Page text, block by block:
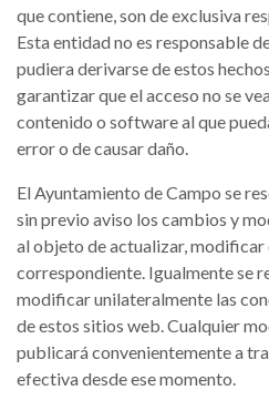
que contiene, son de exclusiva
Esta entidad no es responsable
pudiera derivarse de estos
garantizar que el acceso no se
contenido o software al que
error o de causar daño.
El Ayuntamiento de Campo se
sin previo aviso los cambios y
al objeto de actualizar,
correspondiente. Igualmente se
modificar unilateralmente las
de estos sitios web. Cualquier
publicará convenientemente a
efectiva desde ese momento.